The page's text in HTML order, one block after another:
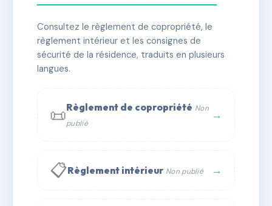
CHAMONIX MONT BLANC
✓ Immatriculée 🏠 15 lots 🏗 1 bâtiment(s)
✉ Email
Consultez le règlement de copropriété, le
règlement intérieur et les consignes de
sécurité de la résidence, traduits en plusieurs
langues.
📜Règlement de copropriété Non
publié
→
📋Règlement intérieur Non publié →